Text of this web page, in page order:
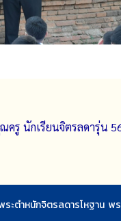
ครู นักเรียนจิตรลดารุ่น
ะตำหนักจิตรลดารโหฐาน